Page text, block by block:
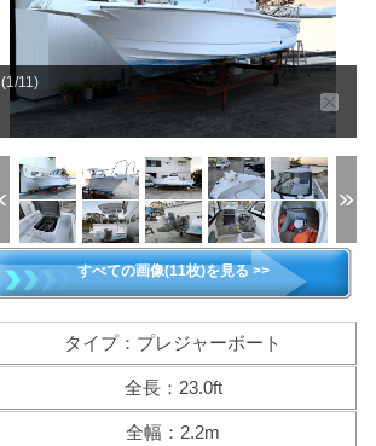
(1/11)
すべての画像(11枚)を見る >>
タイプ：プレジャーボート
全長：23.0ft
全幅：2.2m